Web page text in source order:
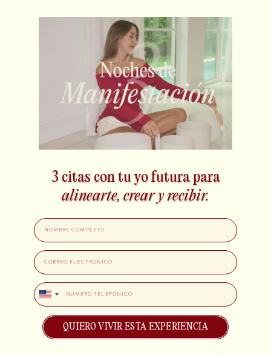
3 citas con tu yo futura para
alinearte, crear y recibir.
United
+1
QUIERO VIVIR ESTA EXPERIENCIA